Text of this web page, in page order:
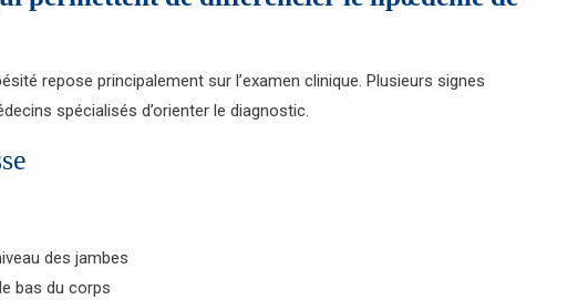
repose principalement sur l’examen clinique. Plusieurs signes
spécialisés d’orienter le diagnostic.
des jambes
bas du corps